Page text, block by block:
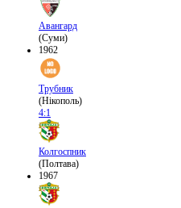
Авангард
(Суми)
1962
Трубник
(Нікополь)
4:1
Колгоспник
(Полтава)
1967